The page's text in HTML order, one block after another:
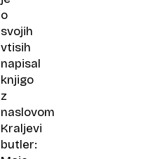
o
svojih
vtisih
napisal
knjigo
z
naslovom
Kraljevi
butler: